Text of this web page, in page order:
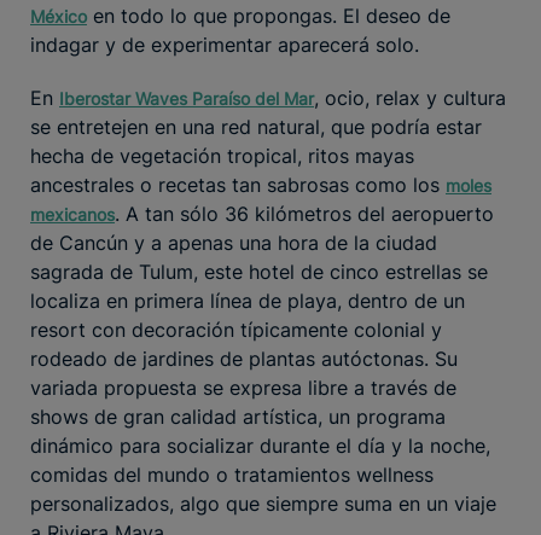
México en todo lo que propongas. El deseo de
indagar y de experimentar aparecerá solo.
En Iberostar Waves Paraíso del Mar, ocio, relax y cultura
se entretejen en una red natural, que podría estar
hecha de vegetación tropical, ritos mayas
ancestrales o recetas tan sabrosas como los moles
mexicanos. A tan sólo 36 kilómetros del aeropuerto
de Cancún y a apenas una hora de la ciudad
sagrada de Tulum, este hotel de cinco estrellas se
localiza en primera línea de playa, dentro de un
resort con decoración típicamente colonial y
rodeado de jardines de plantas autóctonas. Su
variada propuesta se expresa libre a través de
shows de gran calidad artística, un programa
dinámico para socializar durante el día y la noche,
comidas del mundo o tratamientos wellness
personalizados, algo que siempre suma en un viaje